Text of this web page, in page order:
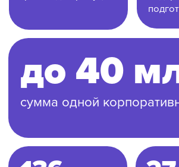
Зачем нам
инвестиции
прямо сейчас?
В прошлом году из-за ухода
дистрибьютора мы были вынуждены
самостоятельно выйти на все
маркетплейсы.
ожидания: мы продали больше, а наша
маржинальность выросла на 250%.